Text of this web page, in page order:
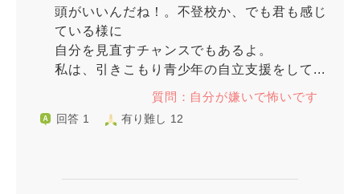
頭がいいんだね！。不登校か、でも君も感じ
ている様に
自分を見直すチャンスでもあるよ。
私は、引きこもり青少年の自立支援をして...
質問：自分が嫌いで怖いです
回答 1 有り難し 12